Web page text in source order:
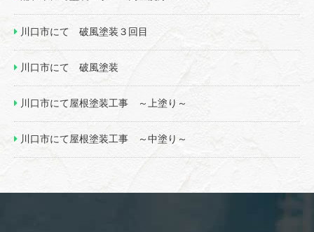
川口市にて 破風塗装３回目
川口市にて 破風塗装
川口市にて屋根塗装工事 ～上塗り～
川口市にて屋根塗装工事 ～中塗り～